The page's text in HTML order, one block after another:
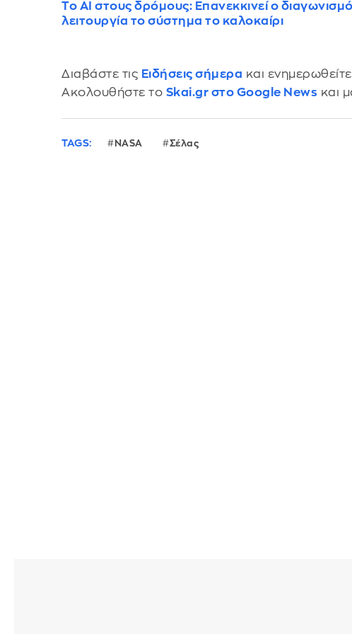
Το AI στους δρόμους: Επανεκκινεί ο
λειτουργία το σύστημα το καλοκαίρι
Διαβάστε τις Ειδήσεις σήμερα και
Ακολουθήστε το Skai.gr στο Google News και
TAGS: NASA Σέλας